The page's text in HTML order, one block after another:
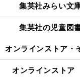
集英社みらい文
集英社の児童図
オンラインストア・
オンラインストア